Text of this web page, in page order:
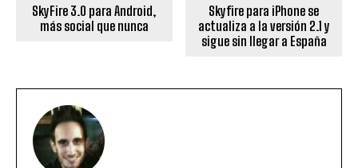
SkyFire 3.0 para Android,
más social que nunca
Skyfire para iPhone se
actualiza a la versión 2.1 y
sigue sin llegar a España